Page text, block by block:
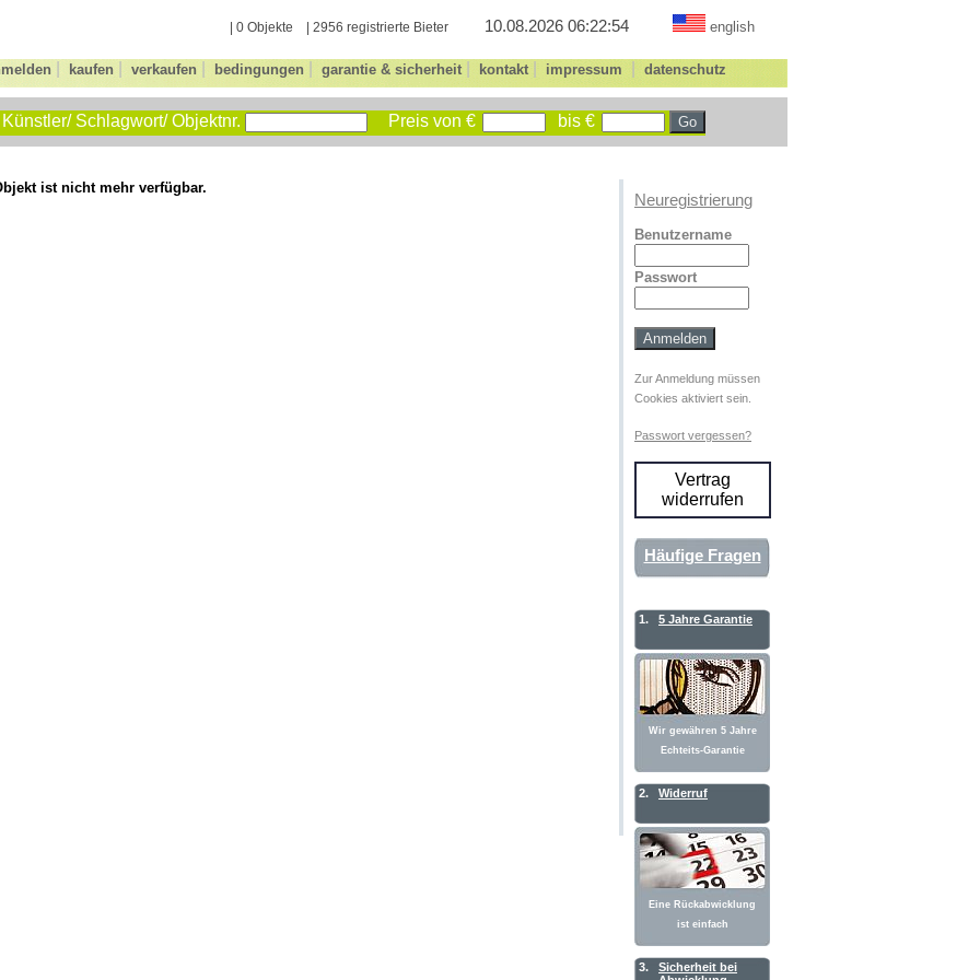
| 0 Objekte | 2956 registrierte Bieter 10.08.2026 06:22:54 english
kaufen verkaufen bedingungen garantie & sicherheit kontakt impressum datenschutz
Künstler/ Schlagwort/ Objektnr. Preis von € bis €
ist nicht mehr verfügbar.
Neuregistrierung
Benutzername
Passwort
Zur Anmeldung müssen
Cookies aktiviert sein.
Passwort vergessen?
Vertrag
widerrufen
Häufige Fragen
1. 5 Jahre Garantie
Wir gewähren 5 Jahre
Echteits-Garantie
2. Widerruf
Eine Rückabwicklung
ist einfach
3.
Sicherheit bei